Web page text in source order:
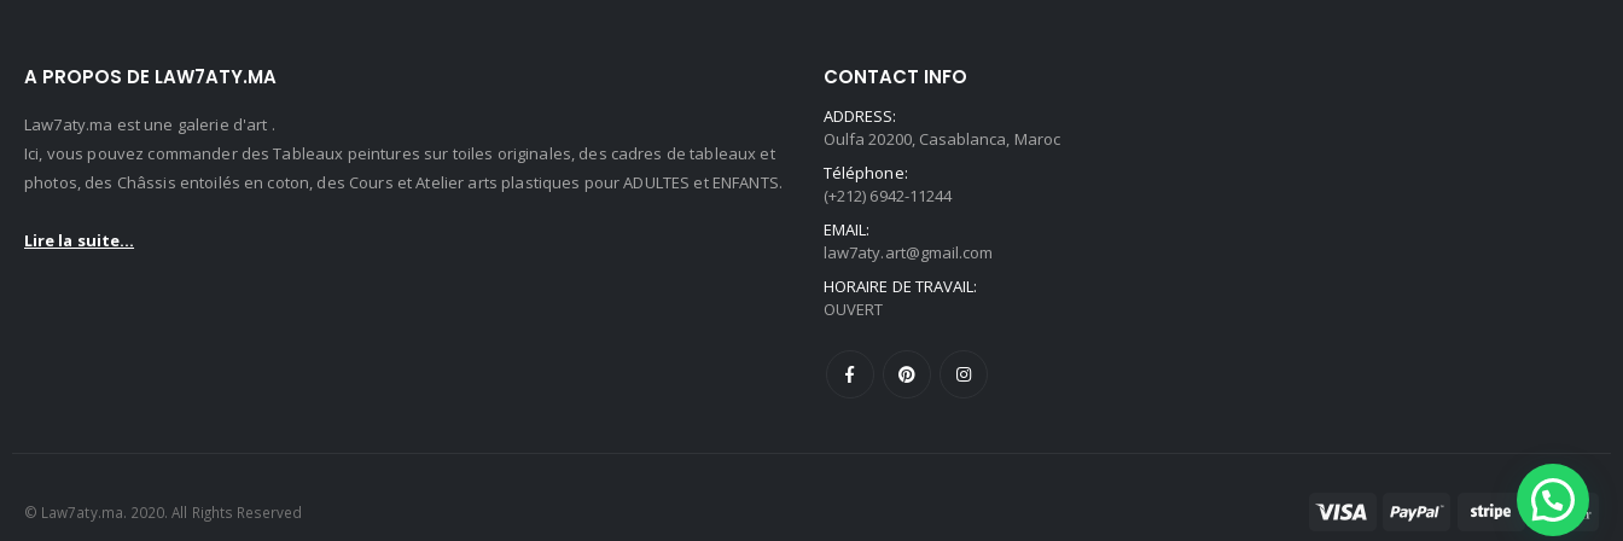
A PROPOS DE LAW7ATY.MA
Law7aty.ma est une galerie d'art .
Ici, vous pouvez commander des Tableaux peintures sur toiles originales, des cadres de tableaux et
photos, des Châssis entoilés en coton, des Cours et Atelier arts plastiques pour ADULTES et ENFANTS.
Lire la suite...
CONTACT INFO
ADDRESS:
Oulfa 20200, Casablanca, Maroc
Téléphone:
(+212) 6942-11244
EMAIL:
law7aty.art@gmail.com
HORAIRE DE TRAVAIL:
OUVERT
© Law7aty.ma. 2020. All Rights Reserved